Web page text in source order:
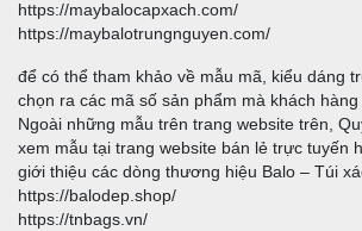
https://maybalocapxach.com/
https://maybalotrungnguyen.com/
để có thể tham khảo về mẫu mã, kiểu dáng
chọn ra các mã số sản phẩm mà khách
Ngoài những mẫu trên trang website trên,
xem mẫu tại trang website bán lẻ trực tuyến
giới thiệu các dòng thương hiệu Balo – Túi
https://balodep.shop/
https://tnbags.vn/